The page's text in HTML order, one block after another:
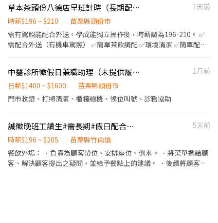
圍3公里內 ✔️ 當日配送完成即可提前收工 📅 休息安排 ✔️一週排休兩
天 ✅ 基本條件 ✔️ 自備機車 ✔️ 有效駕照＋強制險 ✔️ Android手機 🚀
應徵方式 ---------------------------------------------------- 快速應
徵【截圖應徵職缺+姓名+電話】 官方賴：@346uatki 會有專人與您
草本茶頭份八德店早班計時（長期配合）
1天前
時薪$196 ~ $210
苗栗縣頭份市
需有駕照能配合外送。學成能獨立操作後，時薪調為196-210。 ✅
需配合外送（有機車駕照） ✅簡單茶飲調配 ✅環境清潔 ✅簡單配料
中醫診所徵假日兼職助理（未提供履歷恕不回訊）
1月前
日薪$1400 ~ $1600
苗栗縣頭份市
門市收銀、打掃清潔、櫃檯總機、候位叫號、診務協助
誠徵晚班工讀生#需長期#假日配合上班「短期勿試」
5天前
時薪$196 ~ $205
苗栗縣竹南鎮
餐飲外場： ．負責為顧客帶位、安排座位、倒水。 ．將菜單遞給顧
客、解決顧客提出之疑問，並給予餐點上的建議。 ．後續將顧客點